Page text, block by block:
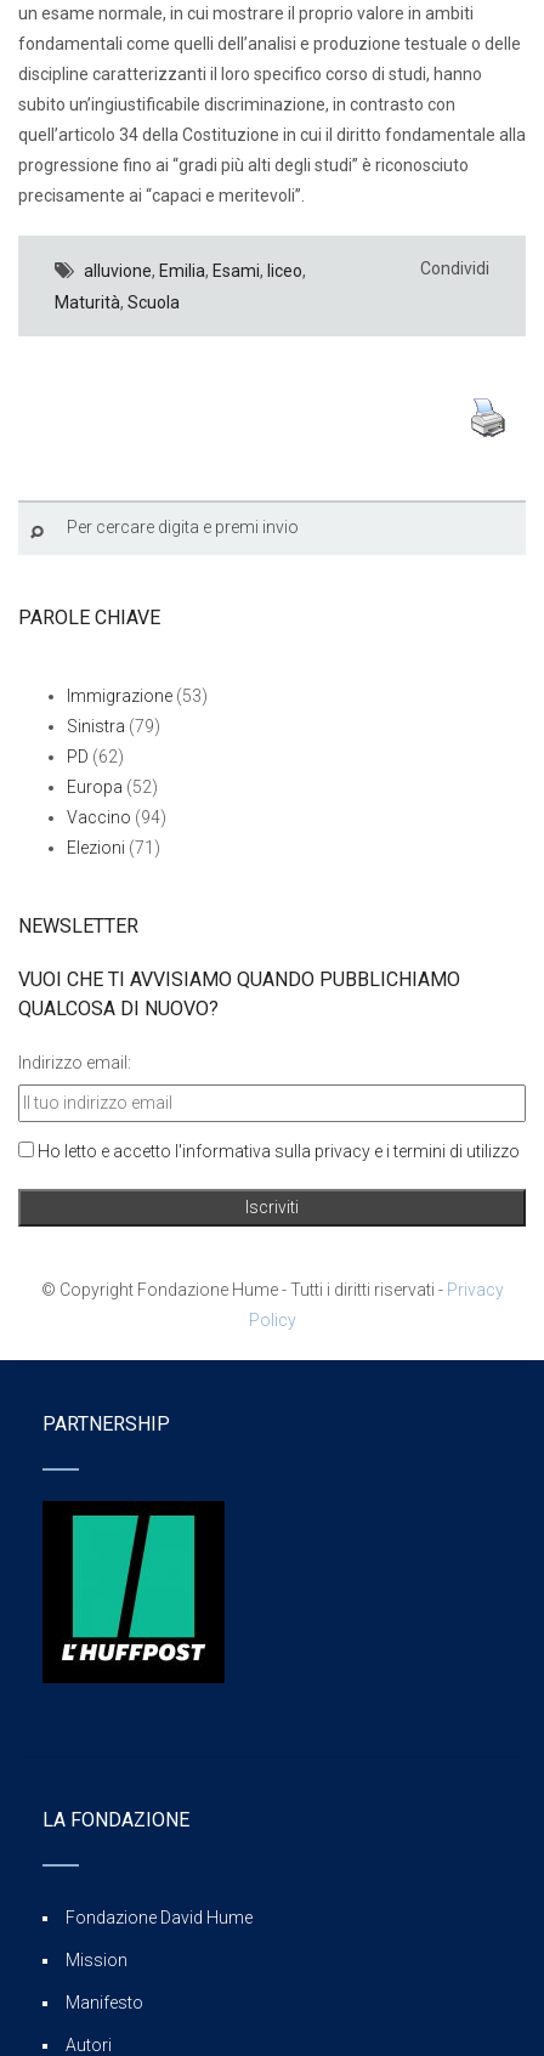
un esame normale, in cui mostrare il proprio valore in ambiti
fondamentali come quelli dell’analisi e produzione testuale o delle
discipline caratterizzanti il loro specifico corso di studi, hanno
subito un’ingiustificabile discriminazione, in contrasto con
quell’articolo 34 della Costituzione in cui il diritto fondamentale alla
progressione fino ai “gradi più alti degli studi” è riconosciuto
precisamente ai “capaci e meritevoli”.
alluvione, Emilia, Esami, liceo,
Maturità, Scuola
Condividi
PAROLE CHIAVE
Immigrazione (53)
Sinistra (79)
PD (62)
Europa (52)
Vaccino (94)
Elezioni (71)
NEWSLETTER
VUOI CHE TI AVVISIAMO QUANDO PUBBLICHIAMO
QUALCOSA DI NUOVO?
Indirizzo email:
Ho letto e accetto l'informativa sulla privacy e i termini di utilizzo
© Copyright Fondazione Hume - Tutti i diritti riservati - Privacy
Policy
PARTNERSHIP
LA FONDAZIONE
Fondazione David Hume
Mission
Manifesto
Autori